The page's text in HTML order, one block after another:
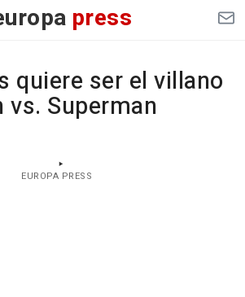
press
quiere ser el villano
vs. Superman
EUROPA PRESS